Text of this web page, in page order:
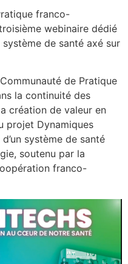
franco-
webinaire dédié
de santé axé sur
de Pratique
la continuité des
création de valeur en
projet Dynamiques
système de santé
soutenu par la
franco-